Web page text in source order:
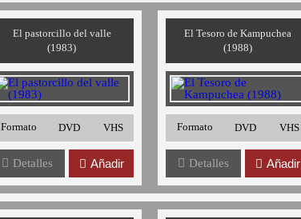
El pastorcillo del valle
(1983)
Formato DVD VHS
Detalles Añadir
El Tesoro de Kampuchea
(1988)
Formato DVD VHS
Detalles Añadir